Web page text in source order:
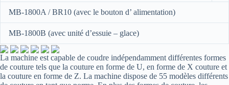
MB-1800A / BR10 (avec le bouton d’ alimentation)
MB-1800B (avec unité d’essuie – glace)
La machine est capable de coudre indépendamment différentes formes
de couture tels que la couture en forme de U, en forme de X couture et
la couture en forme de Z. La machine dispose de 55 modèles différents